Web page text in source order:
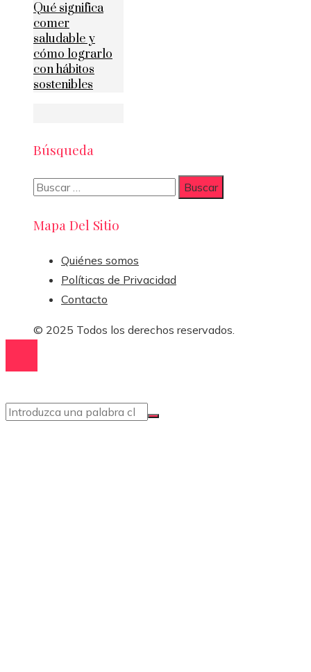
Qué significa
comer
saludable y
cómo lograrlo
con hábitos
sostenibles
Búsqueda
Buscar:
Mapa Del Sitio
Quiénes somos
Políticas de Privacidad
Contacto
© 2025 Todos los derechos reservados.